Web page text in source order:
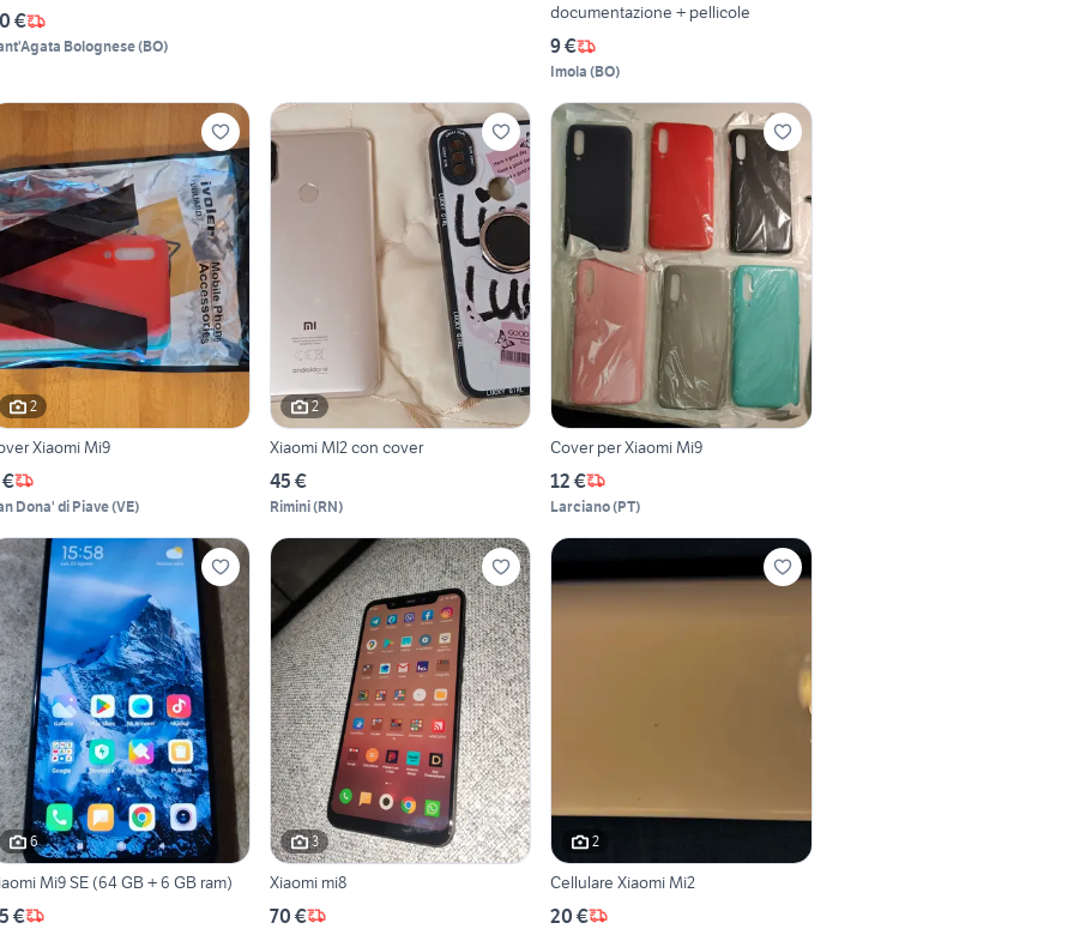
€
Bolognese(BO)
documentazione + pellicole
9 €
Imola (BO)
2
Xiaomi Mi9
Dona' di Piave(VE)
2
Xiaomi MI2 con cover
45 €
Rimini(RN)
Cover per Xiaomi Mi9
12 €
Larciano(PT)
6
Mi9 SE (64 GB + 6 GB ram)
€
3
Xiaomi mi8
70 €
2
Cellulare Xiaomi Mi2
20 €